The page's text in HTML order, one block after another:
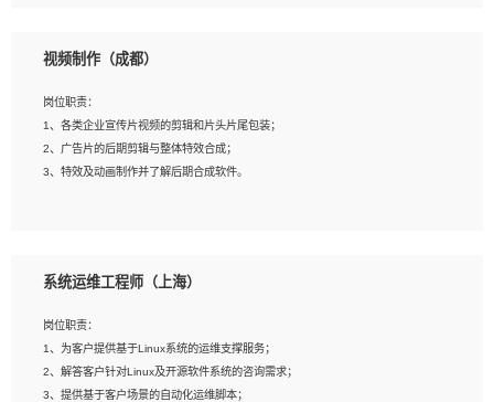
上；
3、想象力丰富, 有一定的艺术审美深度；
4、有良好的场景特效搭建功底；
5、熟悉 3Ds Max 或者 Maya；
6、有良好的沟通能力和团队合作意识；
视频制作（成都）
岗位职责：
1、各类企业宣传片视频的剪辑和片头片尾包装；
2、广告片的后期剪辑与整体特效合成；
3、特效及动画制作并了解后期合成软件。
2、熟练使用After Effect、Photo Shop、熟练掌握视频剪辑和特效包装软件；
4、在剪辑上会思考，有一定编导思维；
5、踏实， 勤奋，愿意在工作中不断学习，提高自我；
6、能与同事友好相处。
系统运维工程师（上海）
岗位职责：
1、为客户提供基于Linux系统的运维支撑服务；
2、解答客户针对Linux及开源软件系统的咨询需求；
3、提供基于客户场景的自动化运维脚本；